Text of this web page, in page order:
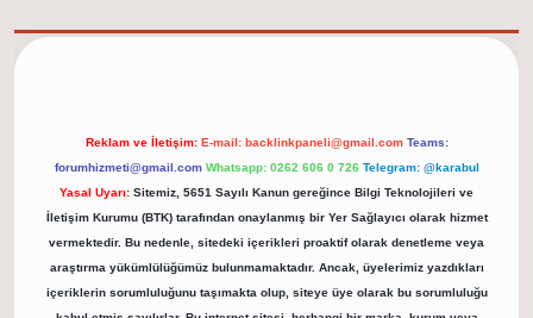
Reklam ve İletişim: E-mail: backlinkpaneli@gmail.com Teams:
forumhizmeti@gmail.com Whatsapp: 0262 606 0 726 Telegram: @karabul
Yasal Uyarı: Sitemiz, 5651 Sayılı Kanun gereğince Bilgi Teknolojileri ve
İletişim Kurumu (BTK) tarafından onaylanmış bir Yer Sağlayıcı olarak hizmet
vermektedir. Bu nedenle, sitedeki içerikleri proaktif olarak denetleme veya
araştırma yükümlülüğümüz bulunmamaktadır. Ancak, üyelerimiz yazdıkları
içeriklerin sorumluluğunu taşımakta olup, siteye üye olarak bu sorumluluğu